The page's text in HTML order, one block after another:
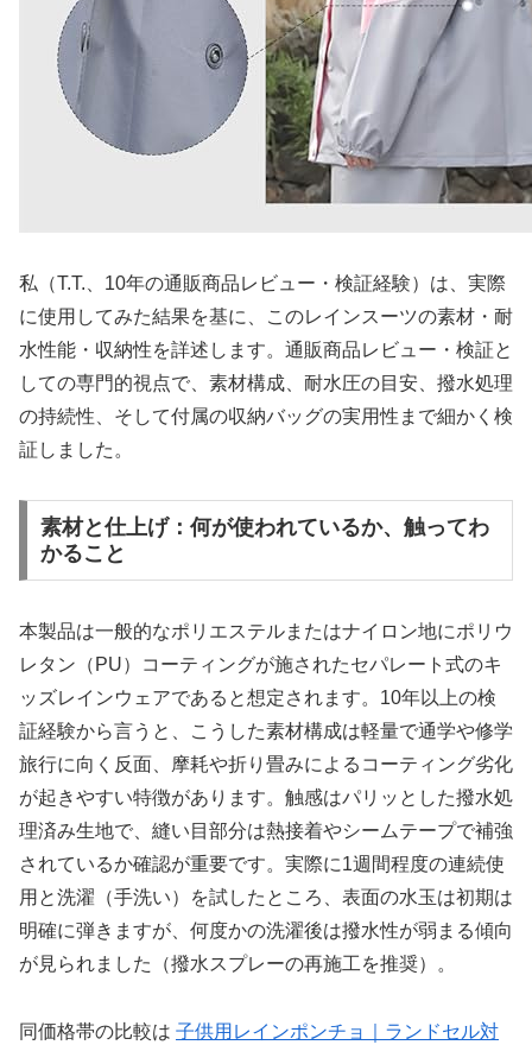
私（T.T.、10年の通販商品レビュー・検証経験）は、実際
に使用してみた結果を基に、このレインスーツの素材・耐
水性能・収納性を詳述します。通販商品レビュー・検証と
しての専門的視点で、素材構成、耐水圧の目安、撥水処理
の持続性、そして付属の収納バッグの実用性まで細かく検
証しました。
素材と仕上げ：何が使われているか、触ってわ
かること
本製品は一般的なポリエステルまたはナイロン地にポリウ
レタン（PU）コーティングが施されたセパレート式のキ
ッズレインウェアであると想定されます。10年以上の検
証経験から言うと、こうした素材構成は軽量で通学や修学
旅行に向く反面、摩耗や折り畳みによるコーティング劣化
が起きやすい特徴があります。触感はパリッとした撥水処
理済み生地で、縫い目部分は熱接着やシームテープで補強
されているか確認が重要です。実際に1週間程度の連続使
用と洗濯（手洗い）を試したところ、表面の水玉は初期は
明確に弾きますが、何度かの洗濯後は撥水性が弱まる傾向
が見られました（撥水スプレーの再施工を推奨）。
同価格帯の比較は 子供用レインポンチョ｜ランドセル対